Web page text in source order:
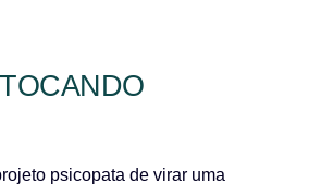
psicopata de virar uma